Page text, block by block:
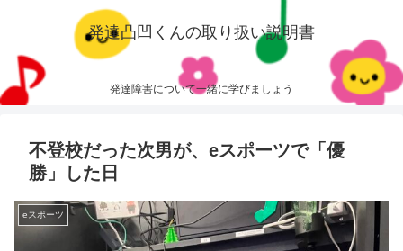
発達凸凹くんの取り扱い説明書
発達障害について一緒に学びましょう
不登校だった次男が、eスポーツで「優
勝」した日
eスポーツ